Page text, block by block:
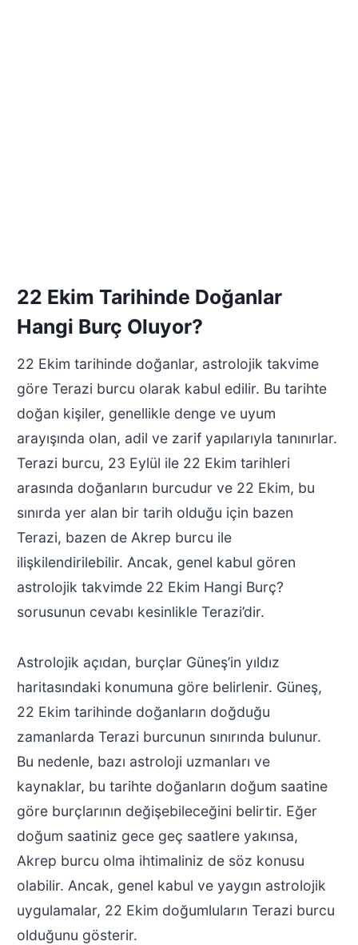
22 Ekim Tarihinde Doğanlar
Hangi Burç Oluyor?
22 Ekim tarihinde doğanlar, astrolojik takvime
göre Terazi burcu olarak kabul edilir. Bu tarihte
doğan kişiler, genellikle denge ve uyum
arayışında olan, adil ve zarif yapılarıyla tanınırlar.
Terazi burcu, 23 Eylül ile 22 Ekim tarihleri
arasında doğanların burcudur ve 22 Ekim, bu
sınırda yer alan bir tarih olduğu için bazen
Terazi, bazen de Akrep burcu ile
ilişkilendirilebilir. Ancak, genel kabul gören
astrolojik takvimde 22 Ekim Hangi Burç?
sorusunun cevabı kesinlikle Terazi’dir.
Astrolojik açıdan, burçlar Güneş’in yıldız
haritasındaki konumuna göre belirlenir. Güneş,
22 Ekim tarihinde doğanların doğduğu
zamanlarda Terazi burcunun sınırında bulunur.
Bu nedenle, bazı astroloji uzmanları ve
kaynaklar, bu tarihte doğanların doğum saatine
göre burçlarının değişebileceğini belirtir. Eğer
doğum saatiniz gece geç saatlere yakınsa,
Akrep burcu olma ihtimaliniz de söz konusu
olabilir. Ancak, genel kabul ve yaygın astrolojik
uygulamalar, 22 Ekim doğumluların Terazi burcu
olduğunu gösterir.